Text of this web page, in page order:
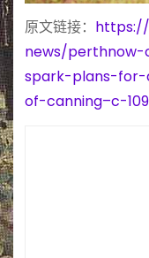
原文链接：
news/
spark-plans-
of-canning–c-